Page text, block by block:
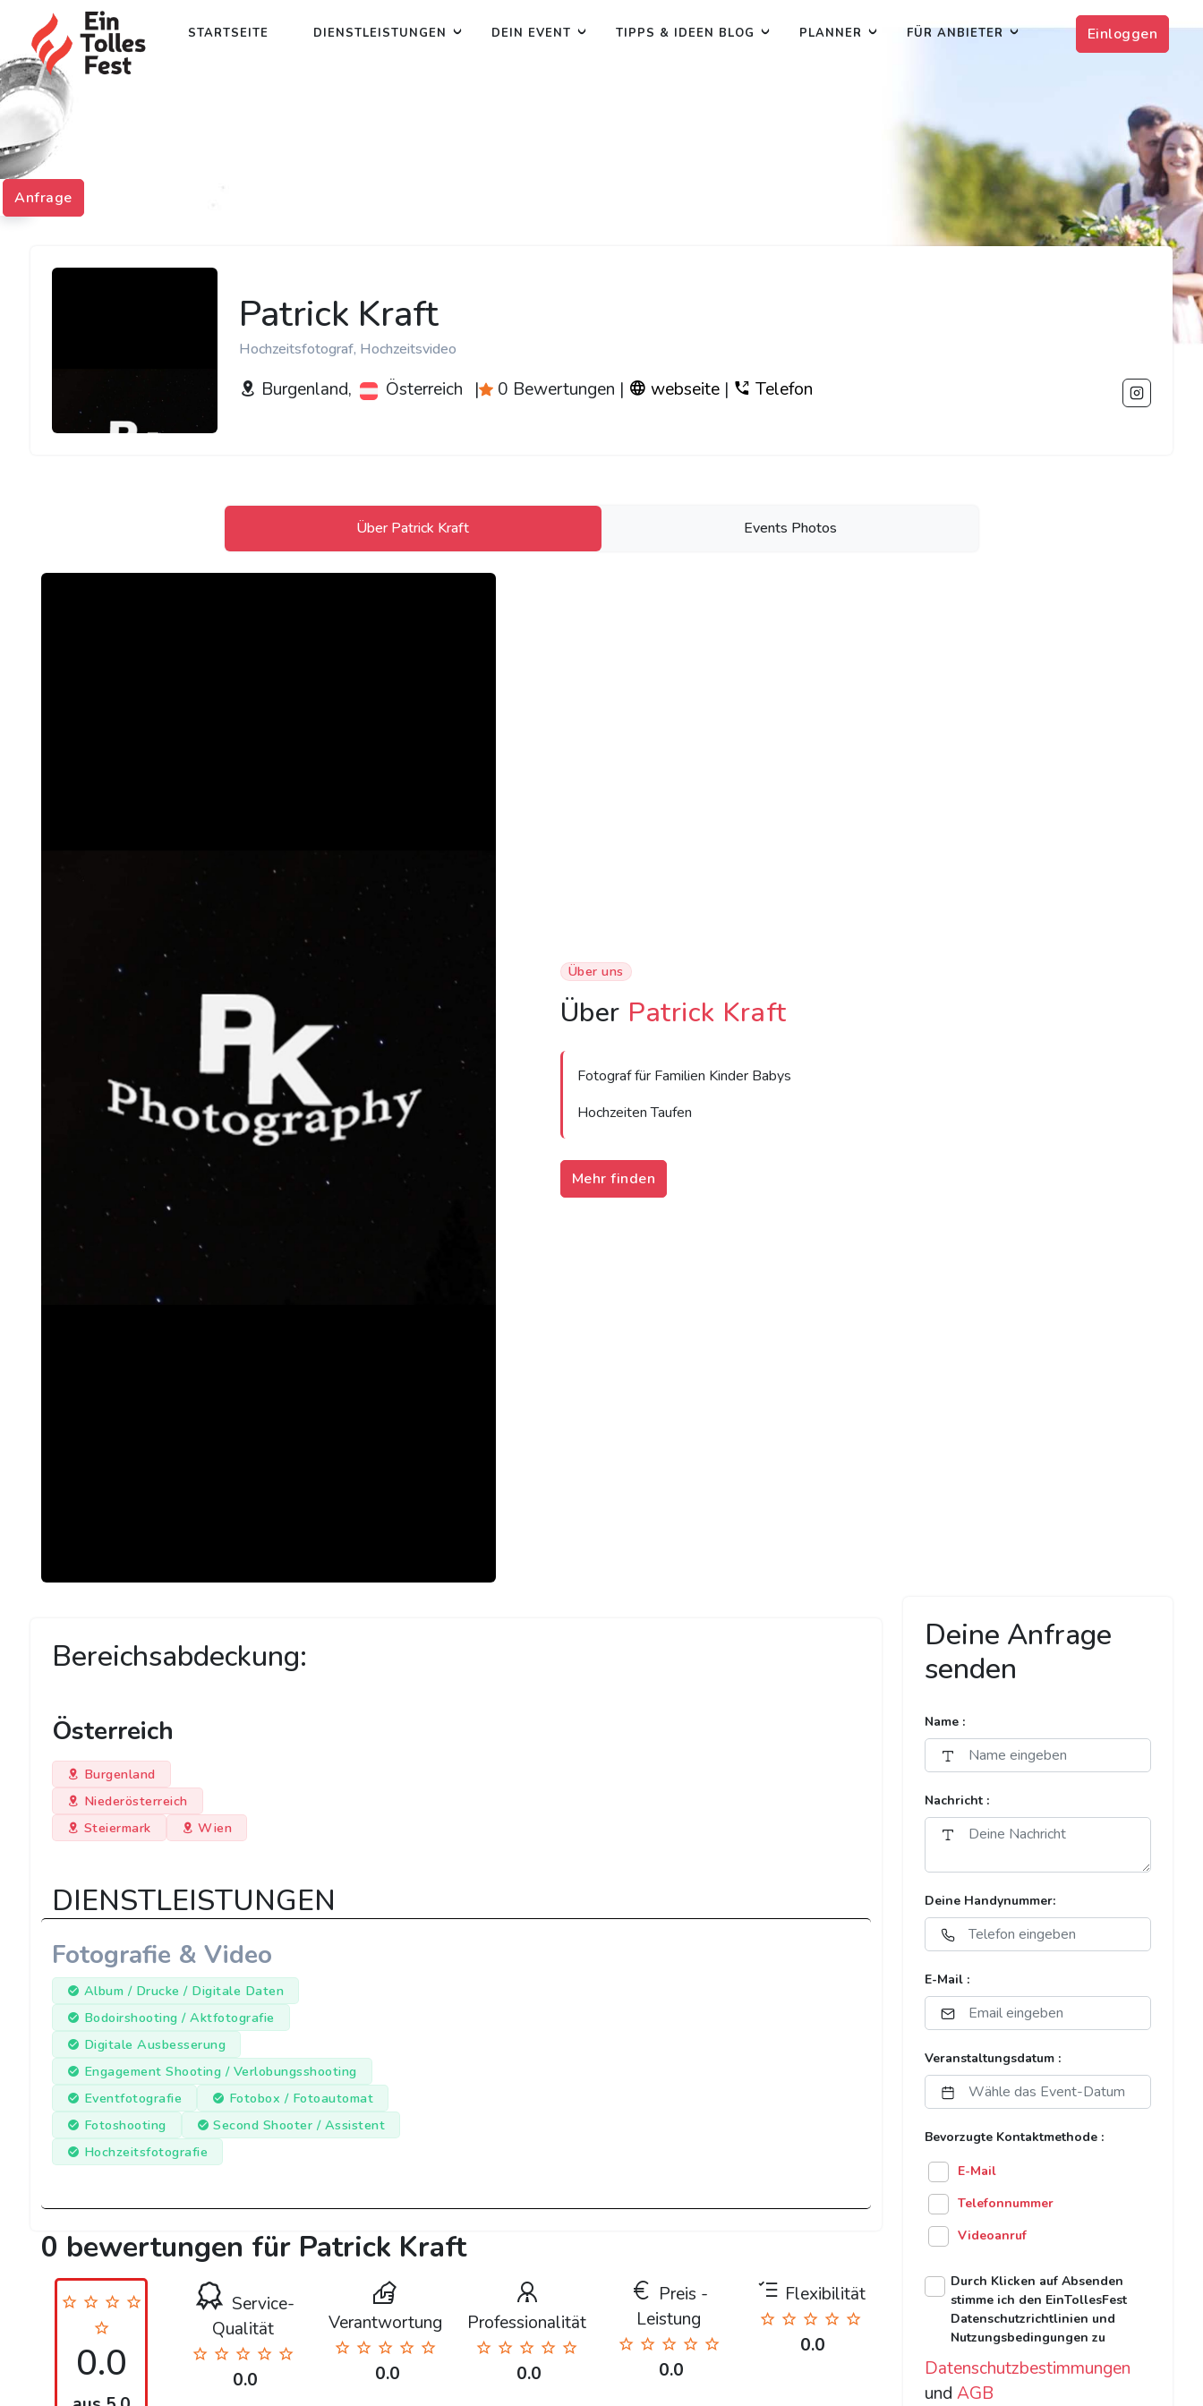
Einloggen
STARTSEITE DIENSTLEISTUNGEN DEIN EVENT TIPPS & IDEEN BLOG PLANNER FÜR ANBIETER
Patrick Kraft
Hochzeitsfotograf, Hochzeitsvideo
Burgenland, Österreich | 0 Bewertungen | webseite| Telefon
Über Patrick Kraft Events Photos
Über uns
Über Patrick Kraft
Fotograf für Familien Kinder Babys
Hochzeiten Taufen
Mehr finden
Bereichsabdeckung:
Österreich
Burgenland
Niederösterreich
Steiermark
Wien
DIENSTLEISTUNGEN
Fotografie & Video
Album / Drucke / Digitale Daten
Bodoirshooting / Aktfotografie
Digitale Ausbesserung
Engagement Shooting / Verlobungsshooting
Eventfotografie
Fotobox / Fotoautomat
Fotoshooting
Second Shooter / Assistent
Hochzeitsfotografie
0 bewertungen für Patrick Kraft
0.0
Service-
Qualität
0.0
Verantwortung
0.0
Professionalität
0.0
Preis -
Leistung
0.0
Flexibilität
0.0
Deine Anfrage
senden
Name :
Nachricht :
Deine Handynummer:
E-Mail :
Veranstaltungsdatum :
Bevorzugte Kontaktmethode :
E-Mail
Telefonnummer
Videoanruf
Durch Klicken auf Absenden
stimme ich den EinTollesFest
Datenschutzrichtlinien und
Nutzungsbedingungen zu
Datenschutzbestimmungen
und AGB
Anfrage